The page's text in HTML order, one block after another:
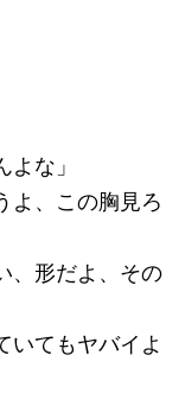
な」
よ、この胸見ろ
、形だよ、その
いてもヤバイよ